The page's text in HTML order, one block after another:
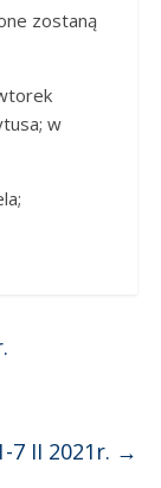
zostaną
w
7 II 2021r. →